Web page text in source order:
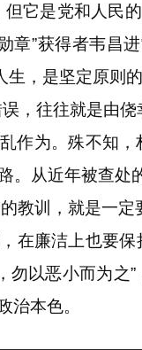
它是党和人民
章”获得者韦昌
，是坚定原则
往往就是由侥
作为。殊不知
。从近年被查处
教训，就是一定
廉洁上也要保
勿以恶小而为
治本色。